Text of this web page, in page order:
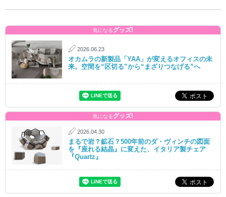
気になるグッズ!
2026.06.23
オカムラの新製品「YAA」が変えるオフィスの未
来。空間を“区切る”から“まざりつなげる”へ
気になるグッズ!
2026.04.30
まるで岩？鉱石？500年前のダ・ヴィンチの図面
を『座れる結晶』に変えた、イタリア製チェア
『Quartz』